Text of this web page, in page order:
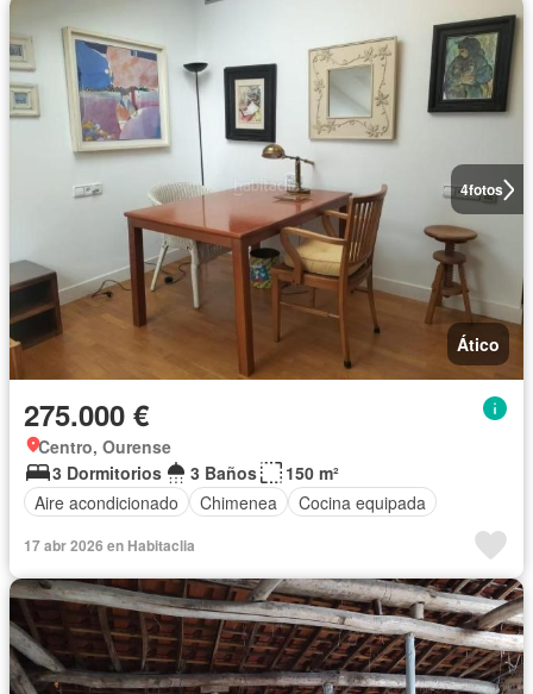
4fotos
Ático
275.000 €
Centro, Ourense
3 Dormitorios
3 Baños
150 m²
Aire acondicionado
Chimenea Cocina equipada
17 abr 2026 en Habitaclia